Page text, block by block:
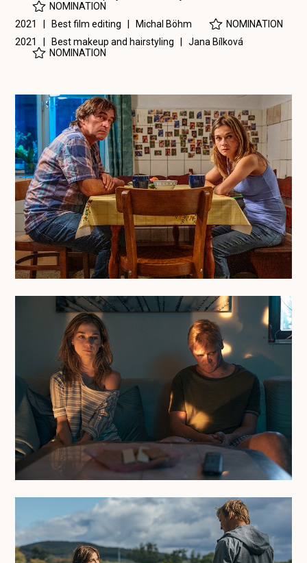
NOMINATION
2021 | Best film editing | Michal Böhm
NOMINATION
2021 | Best makeup and hairstyling |Jana Bílková
NOMINATION